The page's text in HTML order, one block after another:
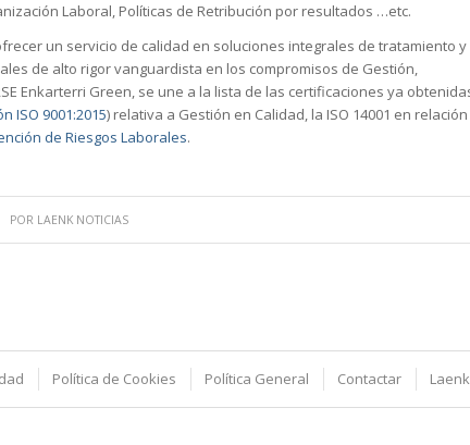
Laboral, Políticas de Retribución por resultados …etc.
un servicio de calidad en soluciones integrales de tratamiento y
de alto rigor vanguardista en los compromisos de Gestión,
Enkarterri Green, se une a la lista de las certificaciones ya
ISO 9001:2015) relativa a Gestión en Calidad, la ISO 14001 en relación
de Riesgos Laborales.
POR LAENK NOTICIAS
Política de Cookies Política General Contactar